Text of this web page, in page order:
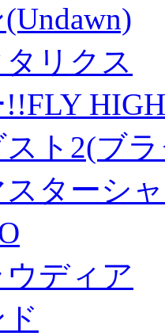
リクス
HIGH
ト2(ブ
ターシ
ディア